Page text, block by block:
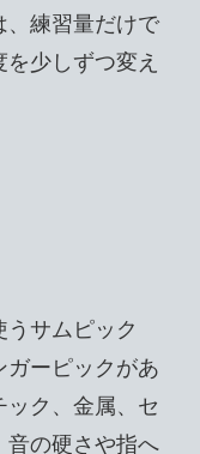
、練習量だけで
少しずつ変え
サムピック
ガーピックがあ
ック、金属、セ
音の硬さや指へ